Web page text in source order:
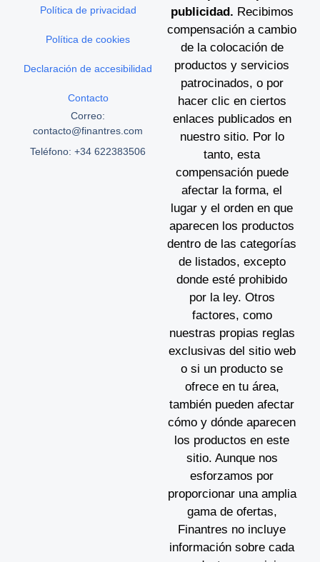
publicidad. Recibimos
compensación a cambio
de la colocación de
productos y servicios
patrocinados, o por
hacer clic en ciertos
enlaces publicados en
nuestro sitio. Por lo
tanto, esta
compensación puede
afectar la forma, el
lugar y el orden en que
aparecen los productos
dentro de las categorías
de listados, excepto
donde esté prohibido
por la ley. Otros
factores, como
nuestras propias reglas
exclusivas del sitio web
o si un producto se
ofrece en tu área,
también pueden afectar
cómo y dónde aparecen
los productos en este
sitio. Aunque nos
esforzamos por
proporcionar una amplia
gama de ofertas,
Finantres no incluye
información sobre cada
Política de privacidad
Política de cookies
Declaración de accesibilidad
Contacto
Correo:
contacto@finantres.com
Teléfono: +34 622383506